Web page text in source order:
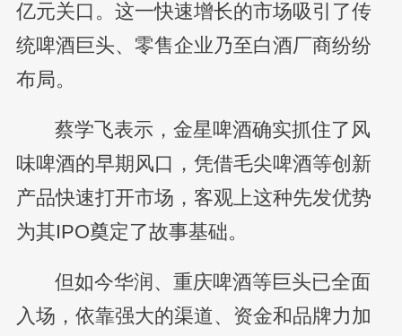
亿元关口。这一快速增长的市场吸引了传
统啤酒巨头、零售企业乃至白酒厂商纷纷
布局。
蔡学飞表示，金星啤酒确实抓住了风
味啤酒的早期风口，凭借毛尖啤酒等创新
产品快速打开市场，客观上这种先发优势
为其IPO奠定了故事基础。
但如今华润、重庆啤酒等巨头已全面
入场，依靠强大的渠道、资金和品牌力加